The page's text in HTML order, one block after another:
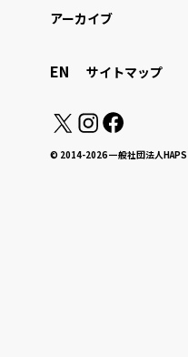
アーカイブ
EN サイトマップ
© 2014-2026 一般社団法人HAPS